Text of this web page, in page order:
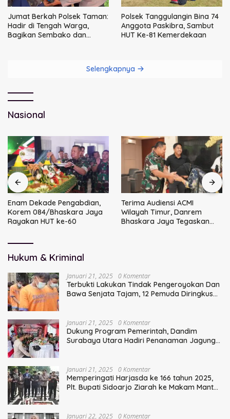
Jumat Berkah Polsek Taman:
Hadir di Tengah Warga,
Bagikan Sembako dan
Polsek Tanggulangin Bina 74
Anggota Paskibra, Sambut
HUT Ke-81 Kemerdekaan
Selengkapnya
Nasional
Enam Dekade Pengabdian,
Korem 084/Bhaskara Jaya
Rayakan HUT ke-60
Terima Audiensi ACMI
Wilayah Timur, Danrem
Bhaskara Jaya Tegaskan
Hukum & Kriminal
Januari 21, 2025 0 Komentar
Terbukti Lakukan Tindak Pengeroyokan Dan
Bawa Senjata Tajam, 12 Pemuda Diringkus
Januari 21, 2025 0 Komentar
Dukung Program Pemerintah, Dandim
Surabaya Utara Hadiri Penanaman Jagung
Januari 21, 2025 0 Komentar
Memperingati Harjasda ke 166 tahun 2025,
Plt. Bupati Sidoarjo Ziarah ke Makam Mantan
Januari 22, 2025 0 Komentar